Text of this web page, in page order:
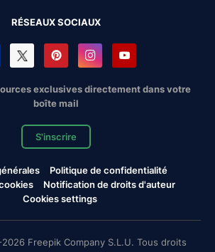
RÉSEAUX SOCIAUX
exclusives directement dans votre
boîte mail
S'inscrire
Politique de confidentialité
Notification de droits d'auteur
Cookies settings
Freepik Company S.L.U. Tous droits